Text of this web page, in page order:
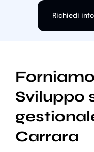
Richiedi
Sviluppo
Carrara